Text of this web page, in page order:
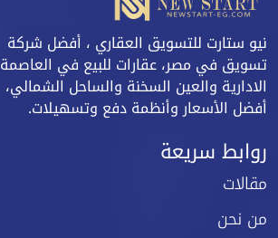
نيو ستارت للتسويق العقاري ، أفضل شركة
تسويق في مصر، عقارات للبيع في العاصمة
الادارية والعين السخنة والساحل الشمالي،
أفضل الأسعار وأنظمة دفع وتسهيلات.
روابط سريعة
مقالات
من نحن